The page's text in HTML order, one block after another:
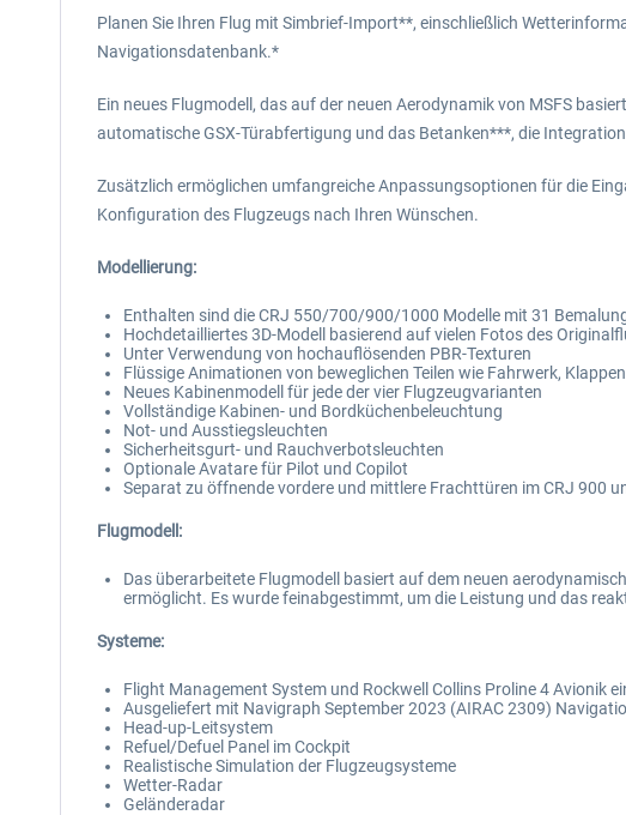
Planen Sie Ihren Flug mit Simbrief-Import**, einschließlich
Navigationsdatenbank.*
Ein neues Flugmodell, das auf der neuen Aerodynamik von MSFS
automatische GSX-Türabfertigung und das Betanken***, die
Zusätzlich ermöglichen umfangreiche Anpassungsoptionen für die
Konfiguration des Flugzeugs nach Ihren Wünschen.
Modellierung:
Enthalten sind die CRJ 550/700/900/1000 Modelle mit 31
Hochdetailliertes 3D-Modell basierend auf vielen Fotos des
Unter Verwendung von hochauflösenden PBR-Texturen
Flüssige Animationen von beweglichen Teilen wie Fahrwerk,
Neues Kabinenmodell für jede der vier Flugzeugvarianten
Vollständige Kabinen- und Bordküchenbeleuchtung
Not- und Ausstiegsleuchten
Sicherheitsgurt- und Rauchverbotsleuchten
Optionale Avatare für Pilot und Copilot
Separat zu öffnende vordere und mittlere Frachttüren im CRJ 900
Flugmodell:
Das überarbeitete Flugmodell basiert auf dem neuen
ermöglicht. Es wurde feinabgestimmt, um die Leistung und das
Systeme:
Flight Management System und Rockwell Collins Proline 4 Avionik
Ausgeliefert mit Navigraph September 2023 (AIRAC 2309)
Head-up-Leitsystem
Refuel/Defuel Panel im Cockpit
Realistische Simulation der Flugzeugsysteme
Wetter-Radar
Geländeradar